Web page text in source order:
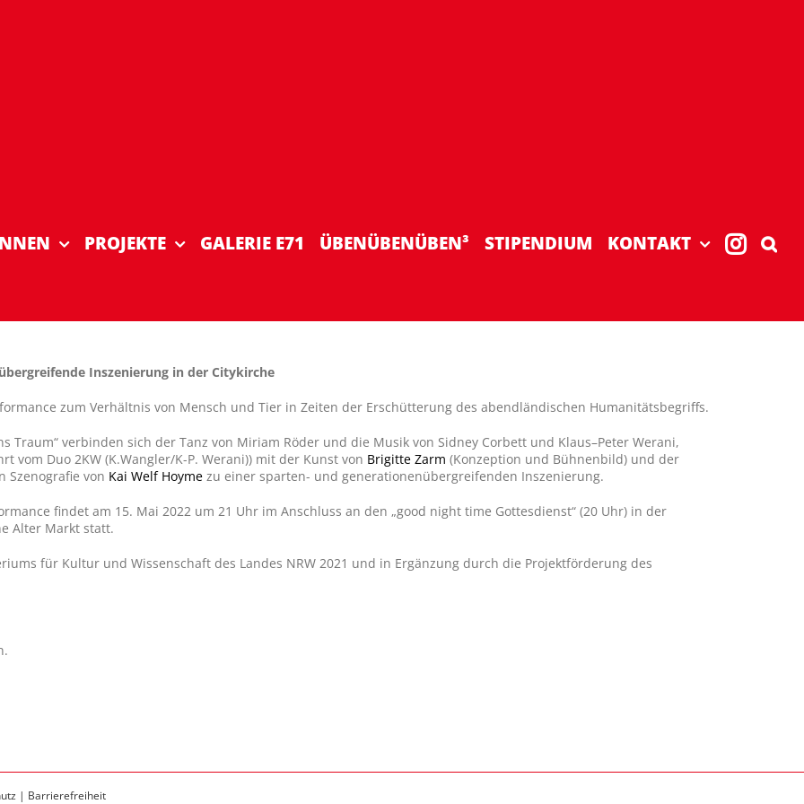
PROJEKTE GALERIE E71 ÜBENÜBENÜBEN³ STIPENDIUM KONTAKT
Inszenierung in der Citykirche
zum Verhältnis von Mensch und Tier in Zeiten der Erschütterung des abendländischen Humanitätsbegriffs.
Traum“ verbinden sich der Tanz von Miriam Röder und die Musik von Sidney Corbett und Klaus–Peter Werani,
vom Duo 2KW (K.Wangler/K-P. Werani)) mit der Kunst von Brigitte Zarm (Konzeption und Bühnenbild) und der
Szenografie von Kai Welf Hoyme zu einer sparten- und generationenübergreifenden Inszenierung.
findet am 15. Mai 2022 um 21 Uhr im Anschluss an den „good night time Gottesdienst“ (20 Uhr) in der
Alter Markt statt.
für Kultur und Wissenschaft des Landes NRW 2021 und in Ergänzung durch die Projektförderung des
| Barrierefreiheit